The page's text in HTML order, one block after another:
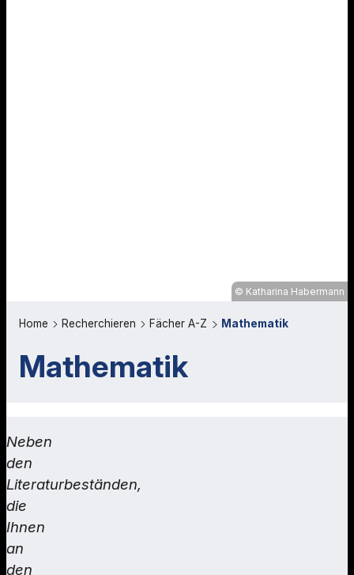
Katharina Habermann
Home Recherchieren Fächer A-Z Mathematik
Mathematik
Neben
den
Literaturbeständen,
die
Ihnen
an
den